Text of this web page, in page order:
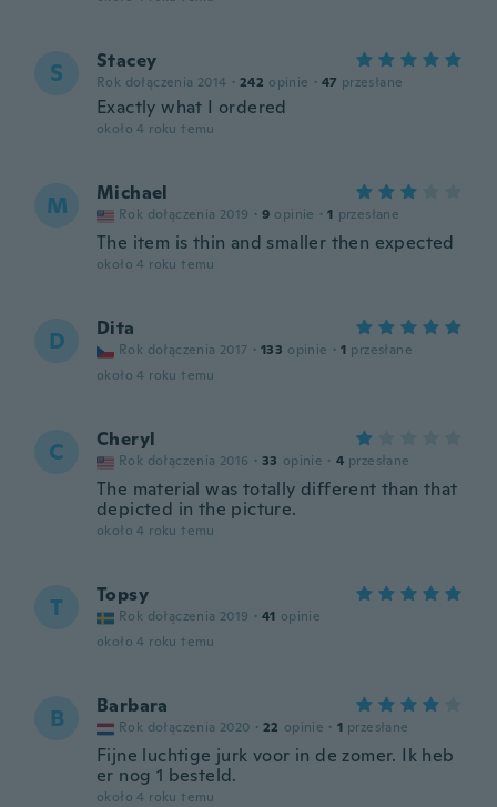
S Stacey
Rok dołączenia 2014 · 242 opinie · 47 przesłane
Exactly what I ordered
około 4 roku temu
M Michael
Rok dołączenia 2019 · 9 opinie · 1 przesłane
The item is thin and smaller then expected
około 4 roku temu
D Dita
Rok dołączenia 2017 · 133 opinie · 1 przesłane
około 4 roku temu
C Cheryl
Rok dołączenia 2016 · 33 opinie · 4 przesłane
The material was totally different than that
depicted in the picture.
około 4 roku temu
T Topsy
Rok dołączenia 2019 · 41 opinie
około 4 roku temu
B Barbara
Rok dołączenia 2020 · 22 opinie · 1 przesłane
Fijne luchtige jurk voor in de zomer. Ik heb
er nog 1 besteld.
około 4 roku temu